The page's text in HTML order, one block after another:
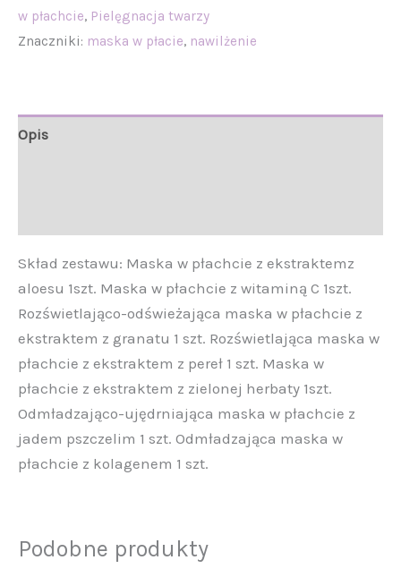
w płachcie, Pielęgnacja twarzy
Znaczniki: maska w płacie, nawilżenie
Opis
Skład zestawu: Maska w płachcie z ekstraktemz
aloesu 1szt. Maska w płachcie z witaminą C 1szt.
Rozświetlająco-odświeżająca maska w płachcie z
ekstraktem z granatu 1 szt. Rozświetlająca maska w
płachcie z ekstraktem z pereł 1 szt. Maska w
płachcie z ekstraktem z zielonej herbaty 1szt.
Odmładzająco-ujędrniająca maska w płachcie z
jadem pszczelim 1 szt. Odmładzająca maska w
płachcie z kolagenem 1 szt.
Podobne produkty